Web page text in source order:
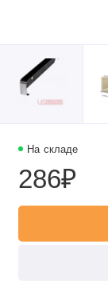
На складе
286₽